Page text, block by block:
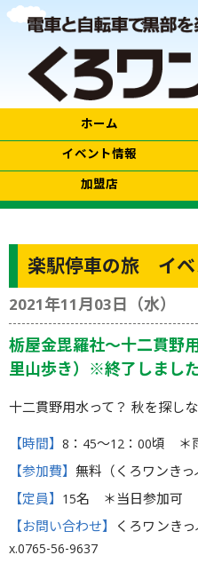
ホーム
イベント情報
加盟店
楽駅停車の旅 イベ
2021年11月03日（水）
栃屋金毘羅社〜十二貫野
里山歩き）※終了しまし
十二貫野用水って？ 秋を探し
【時間】 8：45〜12：00頃 ＊
【参加費】 無料（くろワンきっ
【定員】 15名 ＊当日参加可
【お問い合わせ】 くろワンき
x.0765-56-9637